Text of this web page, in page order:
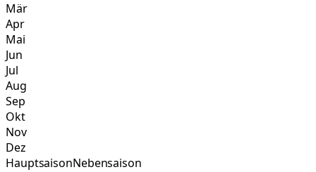
Mär
Apr
Mai
Jun
Jul
Aug
Sep
Okt
Nov
Dez
HauptsaisonNebensaison